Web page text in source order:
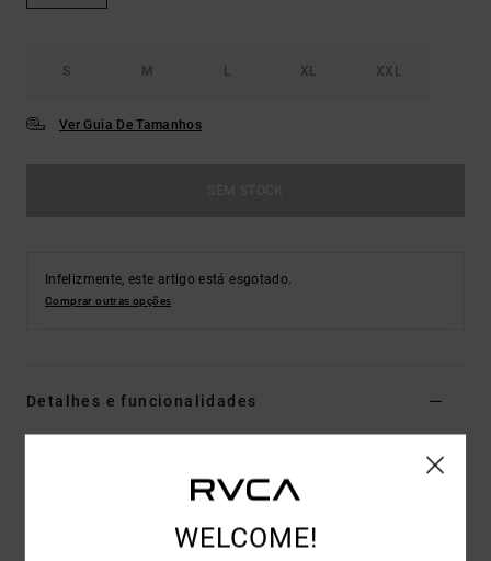
S M L XL XXL
Ver Guia De Tamanhos
Infelizmente, este artigo está esgotado.
Comprar outras opções
Detalhes e funcionalidades
Código de Cor
WELCOME!